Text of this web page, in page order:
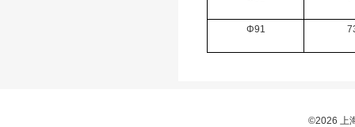
Φ91
©2026 上